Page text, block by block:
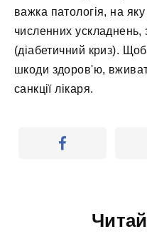
важка патологія, на
численних ускладнень,
(діабетичний криз).
шкоди здоров'ю,
санкції лікаря.